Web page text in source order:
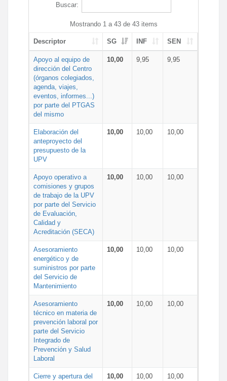
Buscar:
Mostrando 1 a 43 de 43 items
Descriptor SG INF SEN
Apoyo al equipo de
dirección del Centro
(órganos colegiados,
agenda, viajes,
eventos, informes...)
por parte del PTGAS
del mismo
10,00 9,95 9,95
Elaboración del
anteproyecto del
presupuesto de la
UPV
10,00 10,00 10,00
Apoyo operativo a
comisiones y grupos
de trabajo de la UPV
por parte del Servicio
de Evaluación,
Calidad y
Acreditación (SECA)
10,00 10,00 10,00
Asesoramiento
energético y de
suministros por parte
del Servicio de
Mantenimiento
10,00 10,00 10,00
Asesoramiento
técnico en materia de
prevención laboral por
parte del Servicio
Integrado de
Prevención y Salud
Laboral
10,00 10,00 10,00
Cierre y apertura del
10,00 10,00 10,00